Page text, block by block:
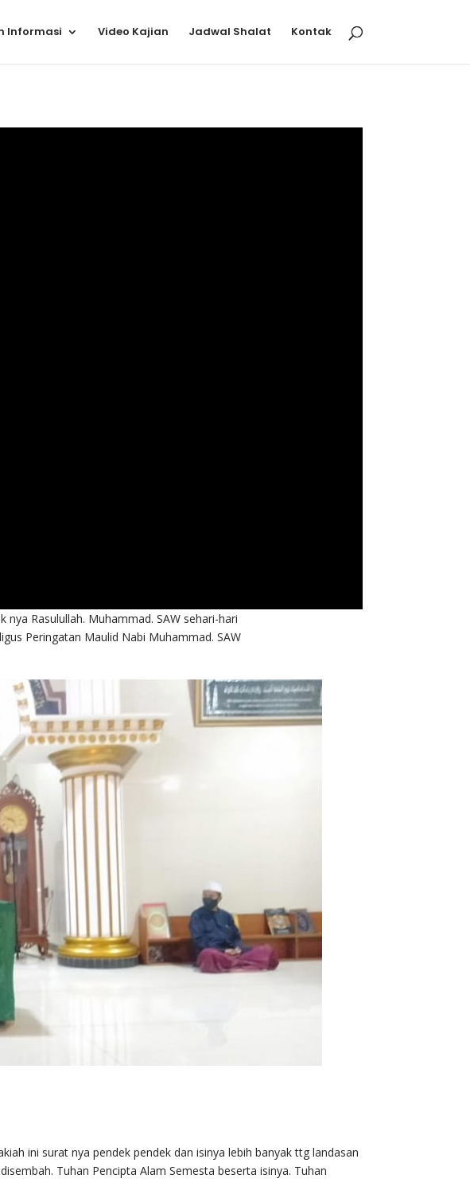
Informasi Video Kajian Jadwal Shalat Kontak
Rasulullah. Muhammad. SAW sehari-hari
Peringatan Maulid Nabi Muhammad. SAW
ini surat nya pendek pendek dan isinya lebih banyak ttg landasan
Tuhan Pencipta Alam Semesta beserta isinya. Tuhan